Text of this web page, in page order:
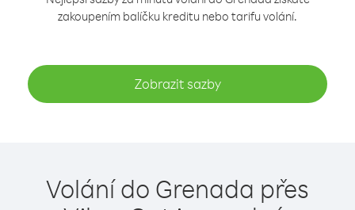
zakoupením balíčku kreditu nebo tarifu volání.
Zobrazit sazby
Volání do Grenada přes